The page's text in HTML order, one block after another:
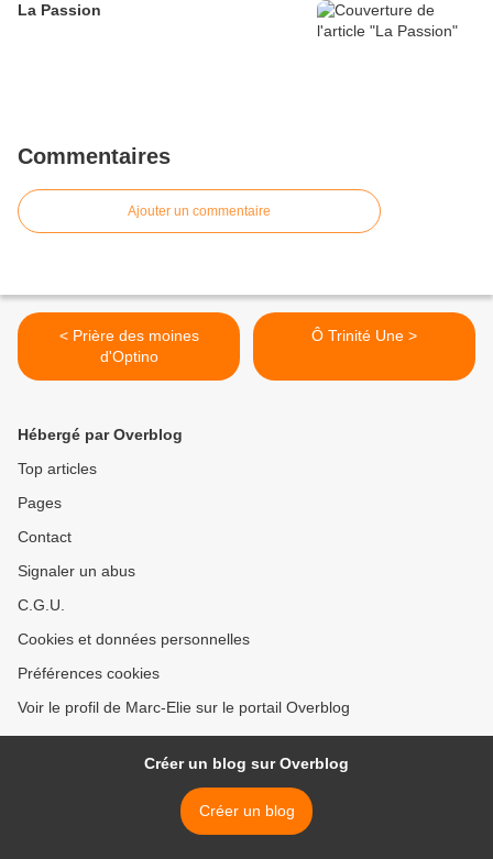
La Passion
Commentaires
Ajouter un commentaire
< Prière des moines
d'Optino
Ô Trinité Une >
Hébergé par Overblog
Top articles
Pages
Contact
Signaler un abus
C.G.U.
Cookies et données personnelles
Préférences cookies
Voir le profil de Marc-Elie sur le portail Overblog
Créer un blog sur Overblog
Créer un blog